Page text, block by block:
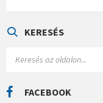
E
Á
KERESÉS
C
H
FACEBOOK